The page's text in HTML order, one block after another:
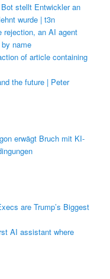
stellt Entwickler an
wurde | t3n
rejection, an AI agent
name
of article containing
the future | Peter
erwägt Bruch mit KI-
are Trump’s Biggest
AI assistant where